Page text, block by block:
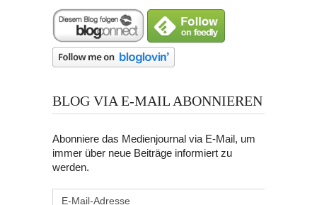
BLOG VIA E-MAIL ABONNIEREN
Abonniere das Medienjournal via E-Mail, um
immer über neue Beiträge informiert zu
werden.